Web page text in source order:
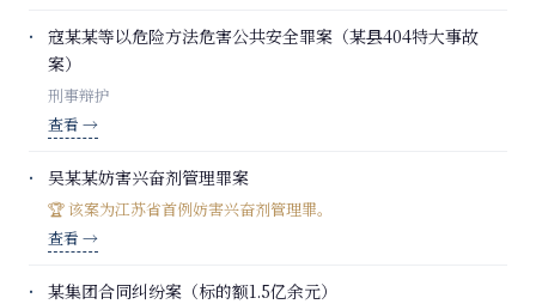
寇某某等以危险方法危害公共安全罪案（某县404特大事故
案）
刑事辩护
查看 →
吴某某妨害兴奋剂管理罪案
🏆 该案为江苏省首例妨害兴奋剂管理罪。
查看 →
某集团合同纠纷案（标的额1.5亿余元）